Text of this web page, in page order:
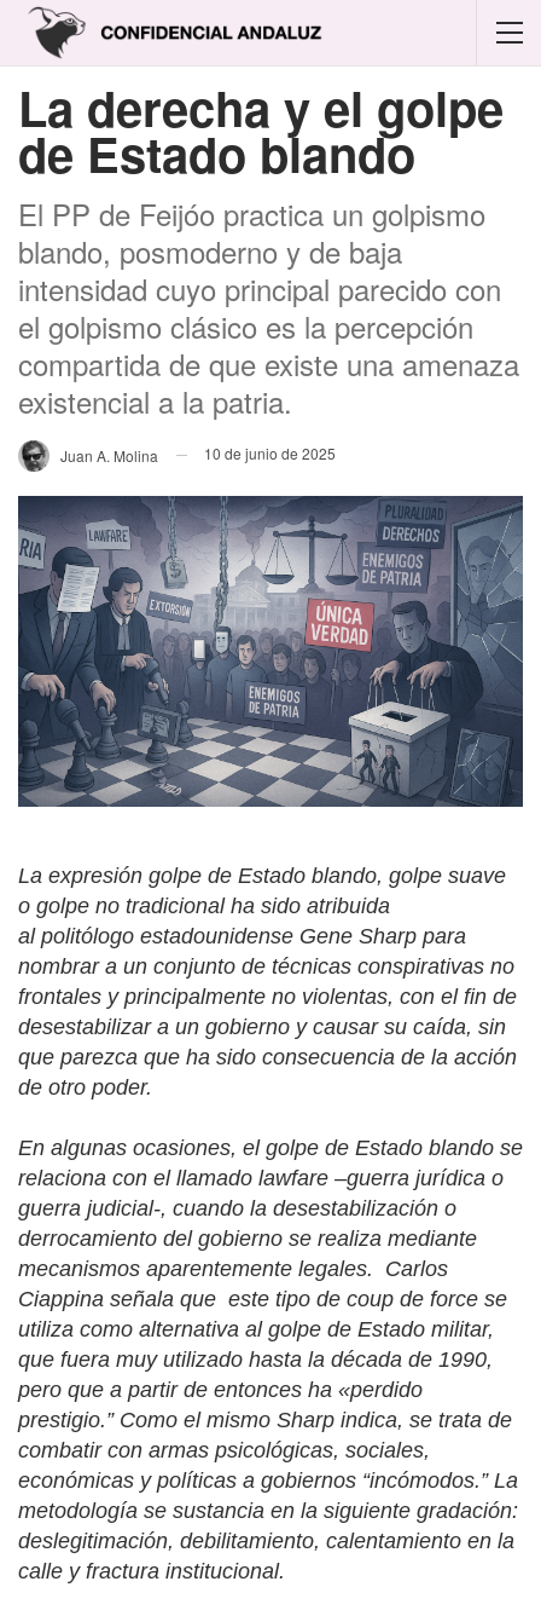
La derecha y el golpe
de Estado blando
El PP de Feijóo practica un golpismo
blando, posmoderno y de baja
intensidad cuyo principal parecido con
el golpismo clásico es la percepción
compartida de que existe una amenaza
existencial a la patria.
Juan A. Molina 10 de junio de 2025
La expresión golpe de Estado blando, golpe suave
o golpe no tradicional ha sido atribuida
al politólogo estadounidense Gene Sharp para
nombrar a un conjunto de técnicas conspirativas no
frontales y principalmente no violentas, con el fin de
desestabilizar a un gobierno y causar su caída, sin
que parezca que ha sido consecuencia de la acción
de otro poder.
En algunas ocasiones, el golpe de Estado blando se
relaciona con el llamado lawfare –guerra jurídica o
guerra judicial-, cuando la desestabilización o
derrocamiento del gobierno se realiza mediante
mecanismos aparentemente legales.
Carlos
Ciappina señala que este tipo de coup de force se
utiliza como alternativa al golpe de Estado militar,
que fuera muy utilizado hasta la década de 1990,
pero que a partir de entonces ha «perdido
prestigio.” Como el mismo Sharp indica, se trata de
combatir con armas psicológicas, sociales,
económicas y políticas a gobiernos “incómodos.” La
metodología se sustancia en la siguiente gradación:
deslegitimación, debilitamiento, calentamiento en la
calle y fractura institucional.